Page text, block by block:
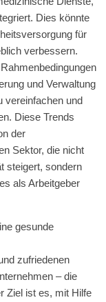
Dies könnte
für
verbessern.
und Verwaltung
vereinfachen und
Diese Trends
der
Sektor, die nicht
steigert, sondern
als Arbeitgeber
gesunde
zufriedenen
– die
Ziel ist es, mit Hilfe